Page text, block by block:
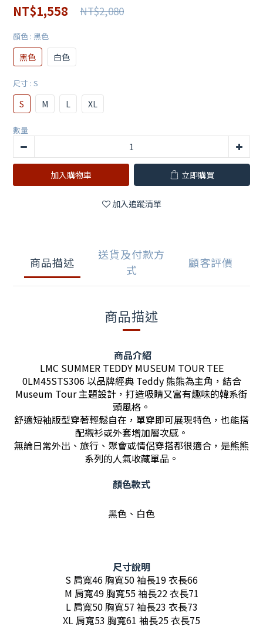
NT$1,558 NT$2,080
顏色 : 黑色
黑色 白色
尺寸 : S
S M L XL
數量
加入購物車 立即購買
加入追蹤清單
商品描述
送貨及付款方
式
顧客評價
商品描述
商品介紹
LMC SUMMER TEDDY MUSEUM TOUR TEE
0LM45STS306 以品牌經典 Teddy 熊熊為主角，結合
Museum Tour 主題設計，打造吸睛又富有趣味的韓系街
頭風格。
舒適短袖版型穿著輕鬆自在，單穿即可展現特色，也能搭
配襯衫或外套增加層次感。
無論日常外出、旅行、聚會或情侶穿搭都很適合，是熊熊
系列的人氣收藏單品。
顏色款式
黑色、白色
尺寸說明
S 肩寬46 胸寬50 袖長19 衣長66
M 肩寬49 胸寬55 袖長22 衣長71
L 肩寬50 胸寬57 袖長23 衣長73
XL 肩寬53 胸寬61 袖長25 衣長75